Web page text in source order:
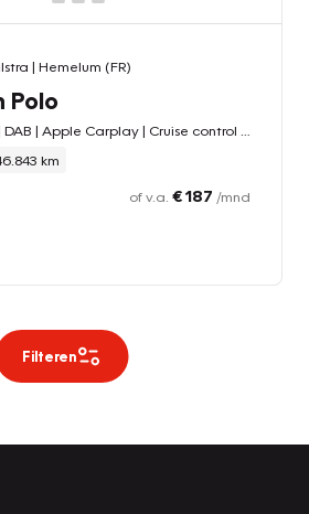
| Hemelum (FR)
Polo
km
of v.a. € 187 /mnd
Filteren